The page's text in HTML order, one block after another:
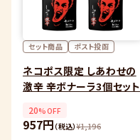
セット商品 ポスト投函
ネコポス限定 しあわせの
激辛 辛ボナーラ3個セット
20%OFF
957円（税込）¥1,196